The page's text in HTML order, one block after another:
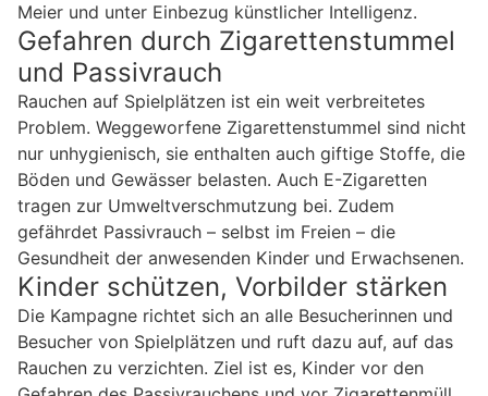
Meier und unter Einbezug künstlicher Intelligenz.
Gefahren durch Zigarettenstummel
und Passivrauch
Rauchen auf Spielplätzen ist ein weit verbreitetes
Problem. Weggeworfene Zigarettenstummel sind nicht
nur unhygienisch, sie enthalten auch giftige Stoffe, die
Böden und Gewässer belasten. Auch E-Zigaretten
tragen zur Umweltverschmutzung bei. Zudem
gefährdet Passivrauch – selbst im Freien – die
Gesundheit der anwesenden Kinder und Erwachsenen.
Kinder schützen, Vorbilder stärken
Die Kampagne richtet sich an alle Besucherinnen und
Besucher von Spielplätzen und ruft dazu auf, auf das
Rauchen zu verzichten. Ziel ist es, Kinder vor den